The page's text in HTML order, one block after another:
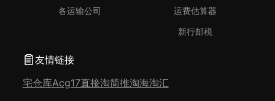
各运输公司
运费估算器
新行邮税
友情链接
宅仓库Acg17直接淘简推淘海淘汇